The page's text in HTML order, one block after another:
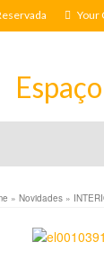
Your
» Novidades »